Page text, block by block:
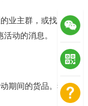
业主群，或找朋友再
动的消息。
期间的货品。猪蹄、